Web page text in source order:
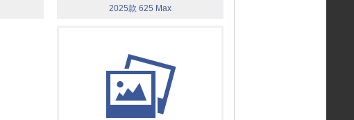
2025款 625 Max